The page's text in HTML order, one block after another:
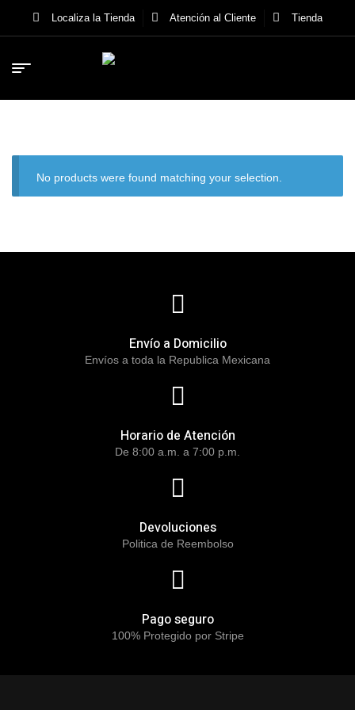
Localiza la Tienda Atención al Cliente Tienda
No products were found matching your selection.
Envío a Domicilio
Envíos a toda la Republica Mexicana
Horario de Atención
De 8:00 a.m. a 7:00 p.m.
Devoluciones
Politica de Reembolso
Pago seguro
100% Protegido por Stripe